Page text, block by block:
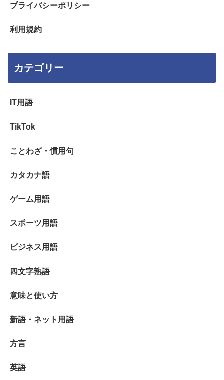
プライバシーポリシー
利用規約
カテゴリー
IT用語
TikTok
ことわざ・慣用句
カタカナ語
ゲーム用語
スポーツ用語
ビジネス用語
四文字熟語
意味と使い方
新語・ネット用語
方言
英語